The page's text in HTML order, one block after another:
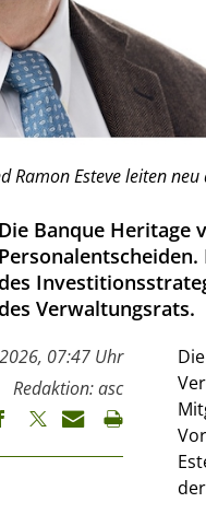
Ramon Esteve leiten
Die Banque
des
des Verwaltungsrats.
07:47 Uhr
Redaktion: asc